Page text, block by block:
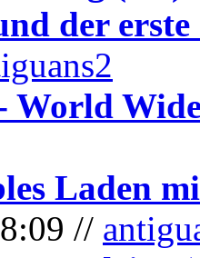
der erste
World
Laden
//